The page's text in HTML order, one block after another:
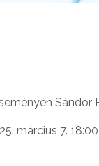
Sándor
március 7. 18:00